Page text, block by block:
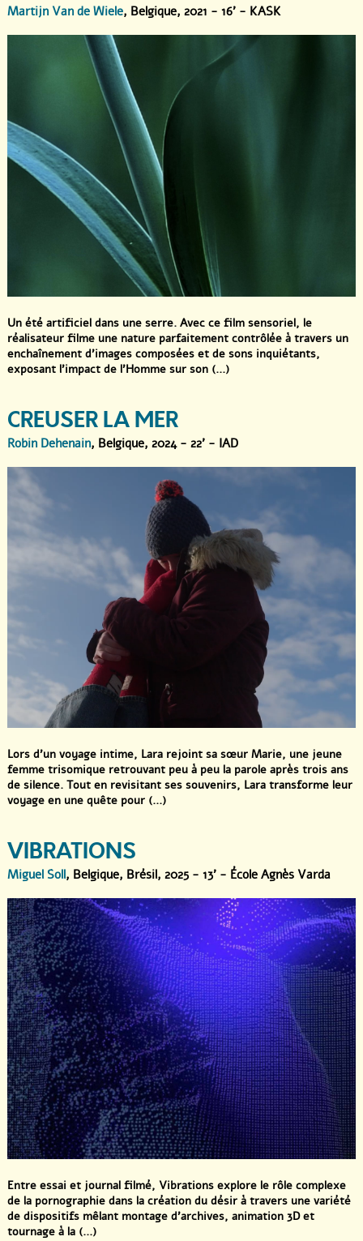
Martijn Van de Wiele, Belgique, 2021 - 16' - KASK
Un été artificiel dans une serre. Avec ce film sensoriel, le
réalisateur filme une nature parfaitement contrôlée à travers un
enchaînement d’images composées et de sons inquiétants,
exposant l’impact de l’Homme sur son (...)
CREUSER LA MER
Robin Dehenain, Belgique, 2024 - 22' - IAD
Lors d’un voyage intime, Lara rejoint sa sœur Marie, une jeune
femme trisomique retrouvant peu à peu la parole après trois ans
de silence. Tout en revisitant ses souvenirs, Lara transforme leur
voyage en une quête pour (...)
VIBRATIONS
Miguel Soll, Belgique, Brésil, 2025 - 13' - École Agnès Varda
Entre essai et journal filmé, Vibrations explore le rôle complexe
de la pornographie dans la création du désir à travers une variété
de dispositifs mêlant montage d’archives, animation 3D et
tournage à la (...)